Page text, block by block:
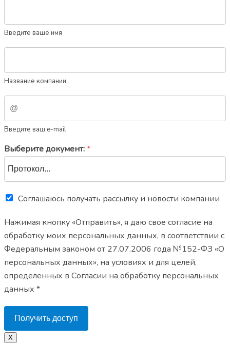
Введите ваше имя
Название компании
Введите ваш e-mail
Выберите документ:*
Соглашаюсь получать рассылку и новости компании
Нажимая кнопку «Отправить», я даю свое согласие на
обработку моих персональных данных, в соответствии с
Федеральным законом от 27.07.2006 года №152-ФЗ «О
персональных данных», на условиях и для целей,
определенных в Согласии на обработку персональных
данных *
Получить доступ
X